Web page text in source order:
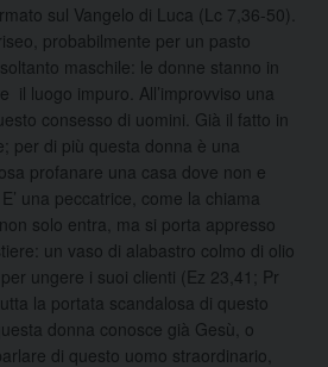
sul Vangelo di Luca (Lc 7,36-50).
probabilmente per un pasto
maschile: le donne stanno in
il luogo impuro. All’improvviso una
consesso di uomini. Già il fatto in
per di più questa donna è una
profanare una casa dove non e
una peccatrice, come la chiama
solo entra, ma si porta appresso
un vaso di alabastro colmo di olio
ungere i suoi clienti (Ez 23,41; Pr
la portata scandalosa di questo
donna conosce già Gesù, o
di questo uomo straordinario,